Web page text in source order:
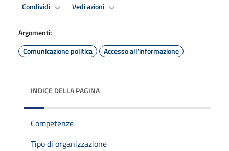
Condividi Vedi azioni
Argomenti:
Comunicazione politica
Accesso all'informazione
INDICE DELLA PAGINA
Competenze
Tipo di organizzazione